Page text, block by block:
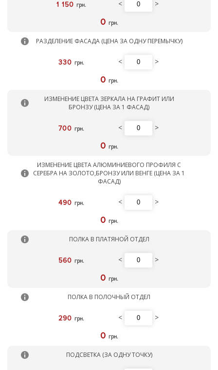
1 150 грн. < >
0 грн.
РАЗДЕЛЕНИЕ ФАСАДА (ЦЕНА ЗА ОДНУ ПЕРЕМЫЧКУ)
330 грн. < >
0 грн.
ИЗМЕНЕНИЕ ЦВЕТА ЗЕРКАЛА НА ГРАФИТ ИЛИ
БРОНЗУ (ЦЕНА ЗА 1 ФАСАД)
700 грн. < >
0 грн.
ИЗМЕНЕНИЕ ЦВЕТА АЛЮМИНИЕВОГО ПРОФИЛЯ С
СЕРЕБРА НА ЗОЛОТО,БРОНЗУ ИЛИ ВЕНГЕ (ЦЕНА ЗА 1
ФАСАД)
490 грн. < >
0 грн.
ПОЛКА В ПЛАТЯНОЙ ОТДЕЛ
560 грн. < >
0 грн.
ПОЛКА В ПОЛОЧНЫЙ ОТДЕЛ
290 грн. < >
0 грн.
ПОДСВЕТКА (ЗА ОДНУ ТОЧКУ)